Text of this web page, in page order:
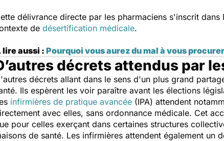
délivrance directe par les pharmaciens s'inscrit
de désertification médicale.
lire aussi : Pourquoi vous aurez du mal à vous
décrets attendus par
décrets allant dans le sens d'un plus grand
Ils espèrent les voir paraître avant les élections
infirmières de pratique avancée (IPA) attendent
avec elles, sans ordonnance médicale. Cet
pour celles exerçant dans certaines structures
de santé. Les infirmières attendent également